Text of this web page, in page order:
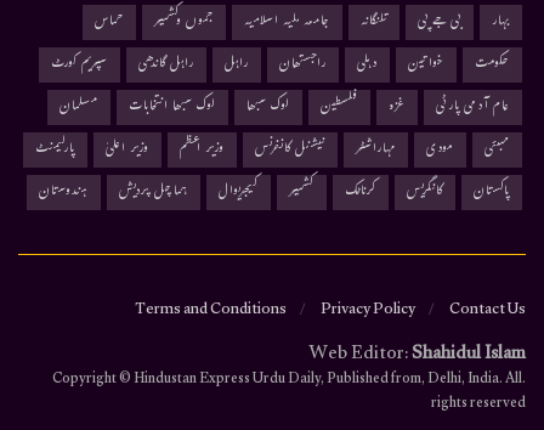
بہار
بی جے پی تلنگانہ جامعہ ملیہ اسلامیہ جموں وکشمیر
حماس
حکومت
خواتین دہلی راجستھان راہل راہل گاندھی
سپریم کورٹ
عام آدمی پارٹی
غزہ فلسطین لوک سبھا لوک سبھا انتخابات
مسلمان
ممبئی
مودی مہاراشٹر نیشنل کانفرنس وزیر اعظم وزیر اعلیٰ
پارلیمنٹ
پاکستان
کانگریس کرناٹک کشمیر کیجریوال ہماچل پردیش ہندوستان
Contact Us
Privacy Policy
Terms and Conditions
Web Editor:Shahidul Islam
.Copyright © Hindustan Express Urdu Daily, Published from, Delhi, India. All
rights reserved